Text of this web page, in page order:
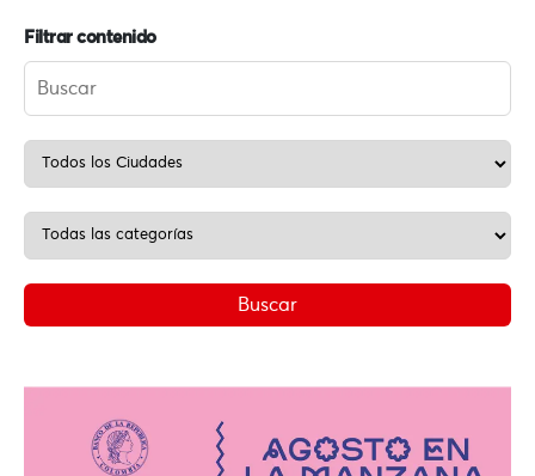
Filtrar contenido